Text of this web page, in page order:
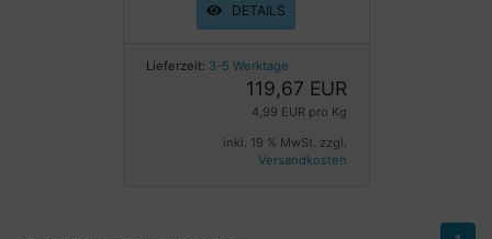
DETAILS
Lieferzeit: 3-5 Werktage
119,67 EUR
4,99 EUR pro Kg
inkl. 19 % MwSt. zzgl.
Versandkosten